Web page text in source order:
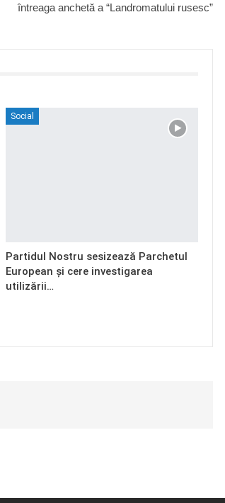
întreaga anchetă a “Landromatului rusesc”
Social
Partidul Nostru sesizează Parchetul
European și cere investigarea
utilizării…